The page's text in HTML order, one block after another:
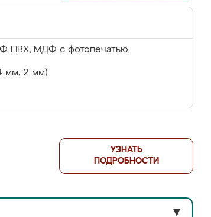
ПВХ, МДФ с фотопечатью
мм, 2 мм)
УЗНАТЬ
ПОДРОБНОСТИ
▼